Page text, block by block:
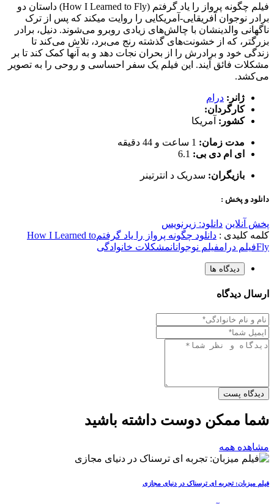
فیلم چگونه پرواز را یاد گرفتم (How I Learned to Fly) داستان دو
برادر نوجوان آفریقایی-آمریکایی را روایت میکند که پس از ترک
ناگهانی والدینشان با چالش‌های زیادی روبرو می‌شوند. دنیل، برادر
بزرگتر، که از خشونت‌های گذشته رنج می‌برد، تلاش می‌کند تا
زندگی خود و برادرش را از بحران نجات دهد و به آنها کمک کند تا بر
مشکلات فائق آیند. این فیلم یک سفر احساسی و روحی را به تصویر
می‌کشد.
ژانر: درام
کارگردان:
کشور: آمریکا
مدت زمان: 1 ساعت و 44 دقیقه
ای ام دی بی: 6.1
بازیگران: سدریک د انترتینر
دانلود و پخش :
پخش آنلاین دانلود: زیرنویس
کلمه کلیدی : دانلود چگونه پرواز را یاد گرفتمHow I Learned to
Flyفیلم درامفیلم نوجوانانمشکلات خانوادگی
دیدگاه ها
ارسال دیدگاه
دیدگاه پست
شما ممکن دوست داشته باشید
مشاهده همه
فیلم میزبان: تجربه ای ترسناک در دنیای مجازی